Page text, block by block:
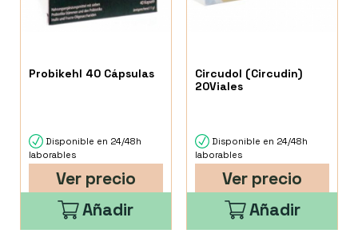
Probikehl 40 Cápsulas
Disponible en 24/48h
laborables
Ver precio
Añadir
Circudol (Circudin)
20Viales
Disponible en 24/48h
laborables
Ver precio
Añadir